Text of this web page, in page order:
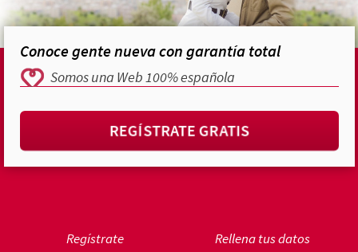
Conoce gente nueva con garantía total
Somos una Web 100% española
REGÍSTRATE GRATIS
Regístrate
Rellena tus datos